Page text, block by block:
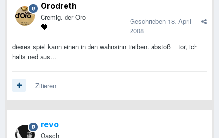
Orodreth
Cremig, der Oro Geschrieben 18. April
2008
dieses spiel kann einen in den wahnsinn treiben. abstoß = tor, ich
halts ned aus...
Zitieren
revo
Oasch